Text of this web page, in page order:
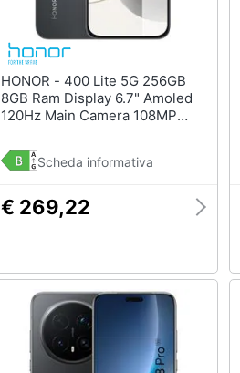
HONOR - 400 Lite 5G 256GB
8GB Ram Display 6.7" Amoled
120Hz Main Camera 108MP
Android 15 Dimensity 7025-
Ultra 5230mAh Velvet Black
Scheda informativa
€ 269,22